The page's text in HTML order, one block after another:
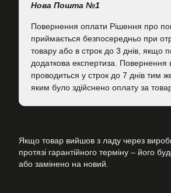
Нова Пошта №1
Повернення оплати Рішення про
приймається безпосередньо при
товару або в строк до 3 днів, якщо
додаткова експертиза. Повернення
проводиться у строк до 7 днів тим
яким було здійснено оплату за
Якщо товар вийшов з ладу через
протязі гарантійного терміну – його
або замінено на новий.